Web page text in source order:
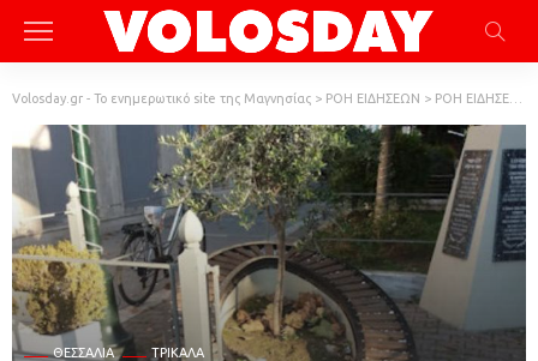
Volosday.gr - Το ενημερωτικό site της Μαγνησίας > ΡΟΗ ΕΙΔΗΣΕΩΝ > ΡΟΗ ΕΙΔΗΣΕΩΝ
ΘΕΣΣΑΛΊΑ ΤΡΊΚΑΛΑ